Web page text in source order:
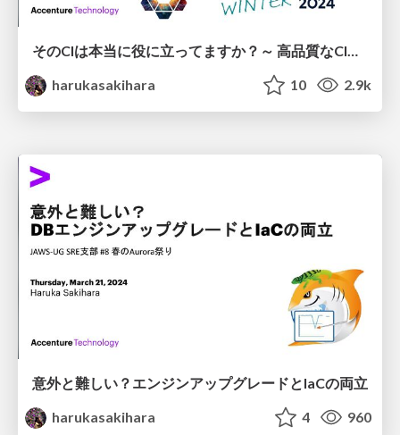
そのCIは本当に役に立ってますか？～ 高品質なCIプロセスを実現する設計術 ～
harukasakihara
10 2.9k
意外と難しい？エンジンアップグレードとIaCの両立
harukasakihara
4 960